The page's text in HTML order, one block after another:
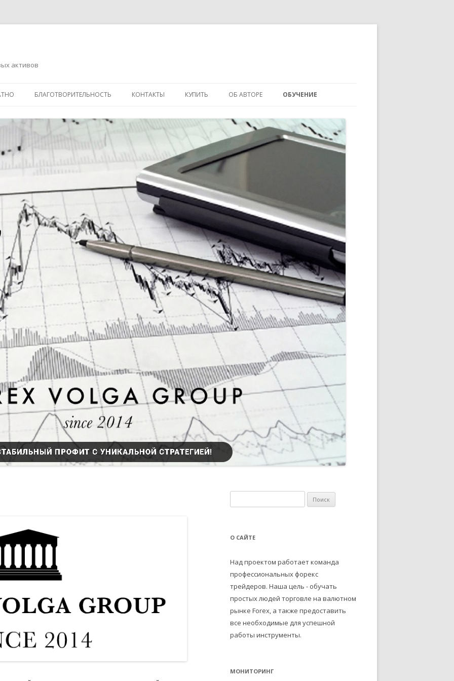
активов
БЛАГОТВОРИТЕЛЬНОСТЬ КОНТАКТЫ КУПИТЬ ОБ АВТОРЕ ОБУЧЕНИЕ
а
т
:
О САЙТЕ
Над проектом работает команда
профессиональных форекс
трейдеров. Наша цель - обучать
простых людей торговле на валютном
рынке Forex, а также предоставить
все необходимые для успешной
работы инструменты.
МОНИТОРИНГ